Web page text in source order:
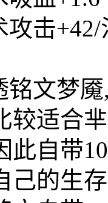
击
铭文梦
较适合
此自带
己的生